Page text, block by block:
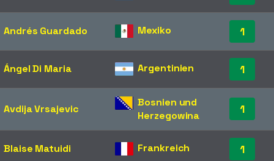
Andrés Guardado Mexiko 1
Ángel Di Maria Argentinien 1
Avdija Vrsajevic
Bosnien und
Herzegowina
1
Blaise Matuidi Frankreich 1